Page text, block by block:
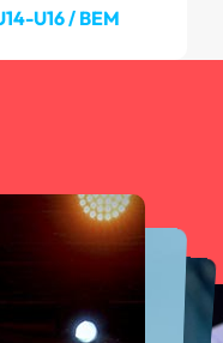
U16 / BEM